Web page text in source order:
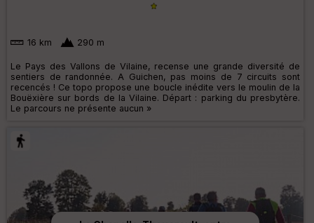
16 km 290 m
Le Pays des Vallons de Vilaine, recense une grande diversité de
sentiers de randonnée. A Guichen, pas moins de 7 circuits sont
recencés ! Ce topo propose une boucle inédite vers le moulin de la
Bouëxière sur bords de la Vilaine. Départ : parking du presbytère.
Le parcours ne présente aucun »